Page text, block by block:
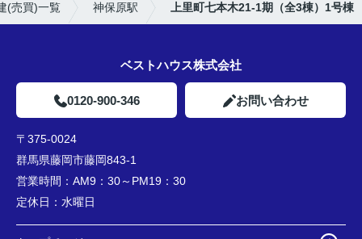
(売買)一覧 神保原駅 上里町七本木21-1期（全3棟）1号棟
ベストハウス株式会社
0120-900-346 お問い合わせ
〒375-0024
群馬県藤岡市藤岡843-1
営業時間： AM9：30～PM19：30
定休日： 水曜日